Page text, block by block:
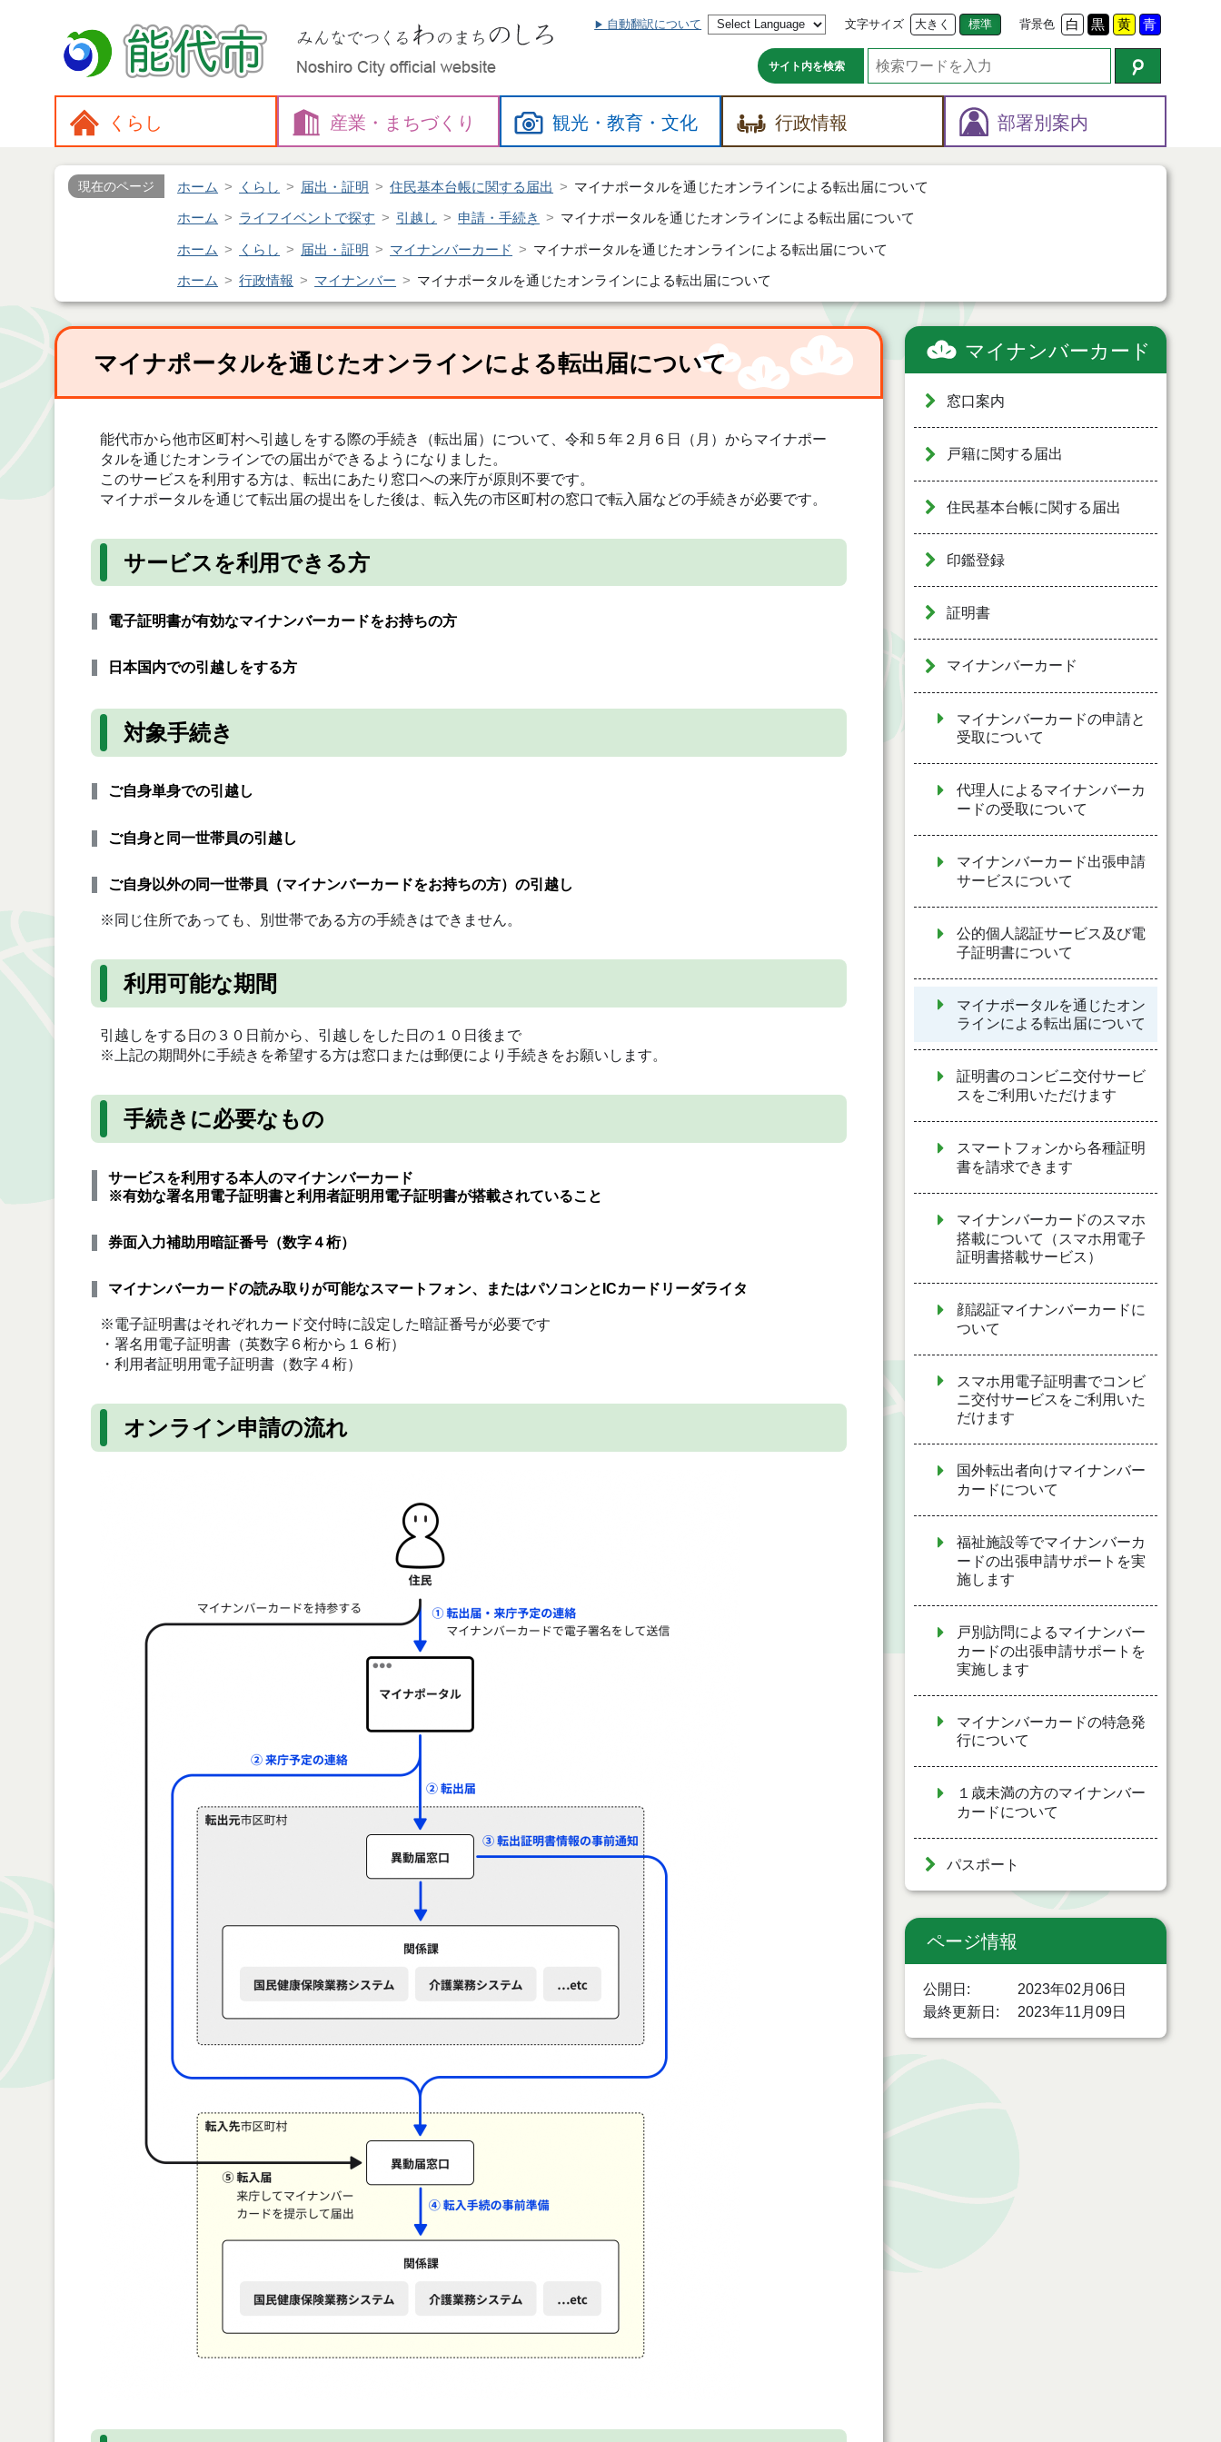
自動翻訳について 文字サイズ 大きく 標準 背景色 白 黒 黄 青
サイト内を検索
くらし 産業・ まちづくり 観光・教育・文化 行政情報 部署別案内
現在のページ ホーム くらし 届出・証明 住民基本台帳に関する届出 マイナポータルを通じたオンラインによる転出届について
ホーム ライフイベントで探す 引越し 申請・手続き マイナポータルを通じたオンラインによる転出届について
ホーム くらし 届出・証明 マイナンバーカード マイナポータルを通じたオンラインによる転出届について
ホーム 行政情報 マイナンバー マイナポータルを通じたオンラインによる転出届について
マイナポータルを通じたオンラインによる転出届について
能代市から他市区町村へ引越しをする際の手続き（転出届）について、令和５年２月６日（月）からマイナポー
タルを通じたオンラインでの届出ができるようになりました。
このサービスを利用する方は、転出にあたり窓口への来庁が原則不要です。
マイナポータルを通じて転出届の提出をした後は、転入先の市区町村の窓口で転入届などの手続きが必要です。
サービスを利用できる方
電子証明書が有効なマイナンバーカードをお持ちの方
日本国内での引越しをする方
対象手続き
ご自身単身での引越し
ご自身と同一世帯員の引越し
ご自身以外の同一世帯員（マイナンバーカードをお持ちの方）の引越し
※同じ住所であっても、別世帯である方の手続きはできません。
利用可能な期間
引越しをする日の３０日前から、引越しをした日の１０日後まで
※上記の期間外に手続きを希望する方は窓口または郵便により手続きをお願いします。
手続きに必要なもの
サービスを利用する本人のマイナンバーカード
※有効な署名用電子証明書と利用者証明用電子証明書が搭載されていること
券面入力補助用暗証番号（数字４桁）
マイナンバーカードの読み取りが可能なスマートフォン、またはパソコンとICカードリーダライタ
※電子証明書はそれぞれカード交付時に設定した暗証番号が必要です
・署名用電子証明書（英数字６桁から１６桁）
・利用者証明用電子証明書（数字４桁）
オンライン申請の流れ
マイナンバーカード
窓口案内
戸籍に関する届出
住民基本台帳に関する届出
印鑑登録
証明書
マイナンバーカード
マイナンバーカードの申請と
受取について
代理人によるマイナンバーカ
ードの受取について
マイナンバーカード出張申請
サービスについて
公的個人認証サービス及び電
子証明書について
マイナポータルを通じたオン
ラインによる転出届について
証明書のコンビニ交付サービ
スをご利用いただけます
スマートフォンから各種証明
書を請求できます
マイナンバーカードのスマホ
搭載について（スマホ用電子
証明書搭載サービス）
顔認証マイナンバーカードに
ついて
スマホ用電子証明書でコンビ
ニ交付サービスをご利用いた
だけます
国外転出者向けマイナンバー
カードについて
福祉施設等でマイナンバーカ
ードの出張申請サポートを実
施します
戸別訪問によるマイナンバー
カードの出張申請サポートを
実施します
マイナンバーカードの特急発
行について
１歳未満の方のマイナンバー
カードについて
パスポート
ページ情報
公開日
2023年02月06日
最終更新日
2023年11月09日